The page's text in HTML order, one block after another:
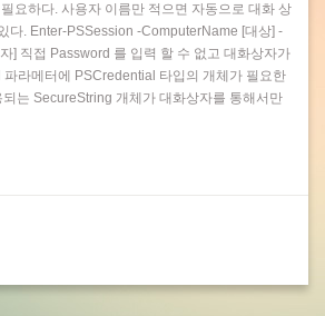
요하다. 사용자 이름만 적으면 자동으로 대화 상
다. Enter-PSSession -ComputerName [대상] -
] 직접 Password 를 입력 할 수 없고 대화상자가
라메터에 PSCredential 타입의 개체가 필요한
는 SecureString 개체가 대화상자를 통해서만